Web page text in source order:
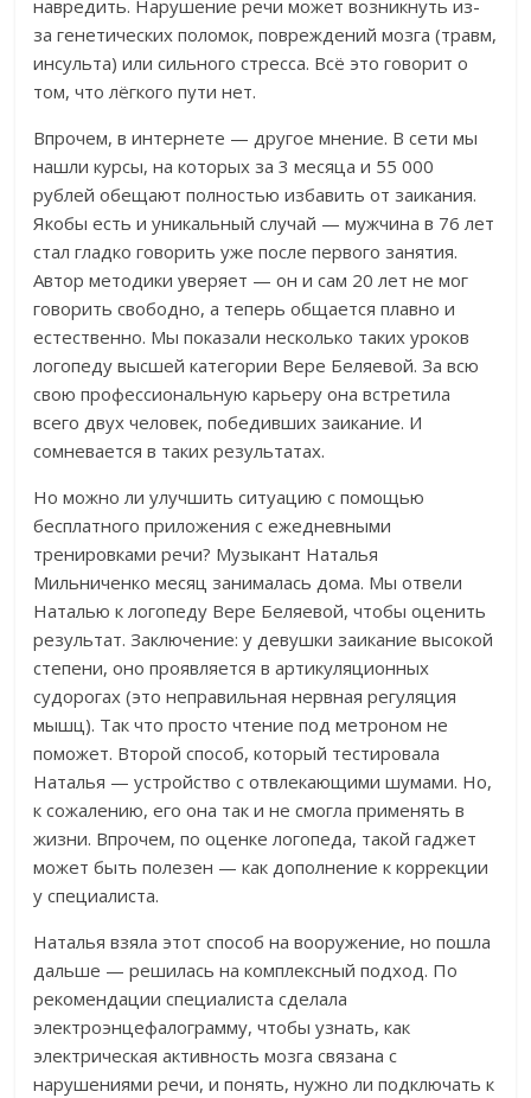
навредить. Нарушение речи может возникнуть из-
за генетических поломок, повреждений мозга (травм,
инсульта) или сильного стресса. Всё это говорит о
том, что лёгкого пути нет.
Впрочем, в интернете — другое мнение. В сети мы
нашли курсы, на которых за 3 месяца и 55 000
рублей обещают полностью избавить от заикания.
Якобы есть и уникальный случай — мужчина в 76 лет
стал гладко говорить уже после первого занятия.
Автор методики уверяет — он и сам 20 лет не мог
говорить свободно, а теперь общается плавно и
естественно. Мы показали несколько таких уроков
логопеду высшей категории Вере Беляевой. За всю
свою профессиональную карьеру она встретила
всего двух человек,победивших заикание. И
сомневается в таких результатах.
Но можно ли улучшить ситуацию с помощью
бесплатного приложения с ежедневными
тренировками речи? Музыкант Наталья
Мильниченко месяц занималась дома. Мы отвели
Наталью к логопеду Вере Беляевой, чтобы оценить
результат. Заключение: у девушки заикание высокой
степени, оно проявляется в артикуляционных
судорогах (это неправильная нервная регуляция
мышц). Так что просто чтение под метроном не
поможет. Второй способ, который тестировала
Наталья — устройство с отвлекающими шумами. Но,
к сожалению, его она так и не смогла применять в
жизни. Впрочем, по оценке логопеда, такой гаджет
может быть полезен — как дополнение к коррекции
у специалиста.
Наталья взяла этот способ на вооружение, но пошла
дальше — решиласьна комплексный подход. По
рекомендации специалиста сделала
электроэнцефалограмму, чтобы узнать, как
электрическая активность мозга связана с
нарушениями речи, и понять, нужно ли подключать к